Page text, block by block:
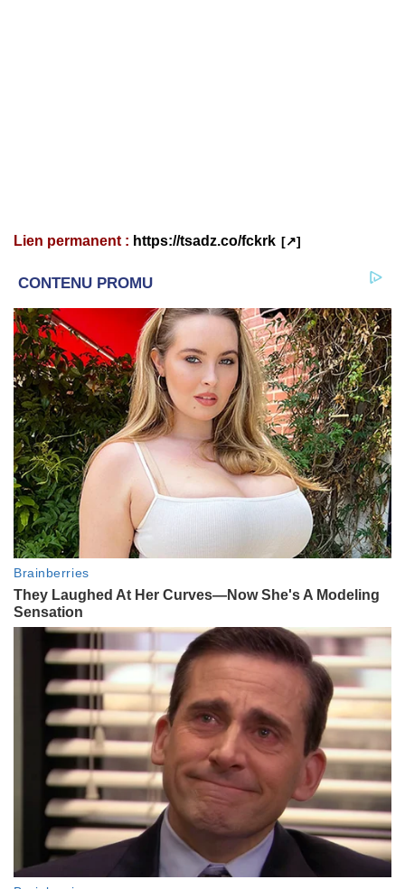
Lien permanent : https://tsadz.co/fckrk